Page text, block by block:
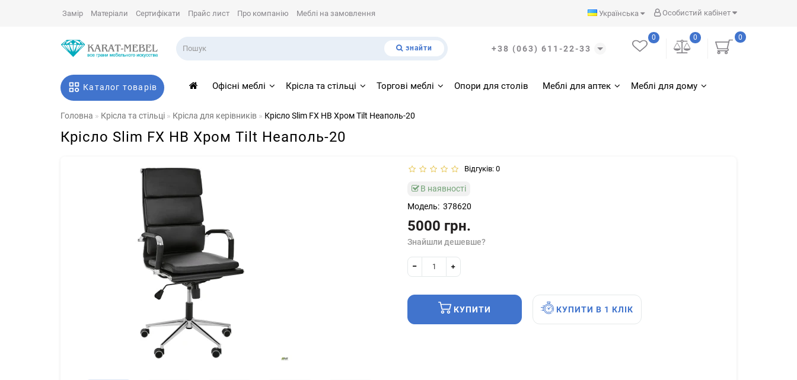
Особистий кабінет
Українська
Замір Матеріали Сертифікати Прайс лист Про компанію Меблі на замовлення
знайти +38 (063) 611-22-33
0
0
0
Каталог товарів Офісні меблі Крісла та стільці Торгові меблі Опори для столів Меблі для аптек Меблі для дому
Головна Крісла та стільці Крісла для керівників Крісло Slim FX HB Хром Tilt Неаполь-20
Крісло Slim FX HB Хром Tilt Неаполь-20
Відгуків: 0
В наявності
Модель: 378620
5000 грн.
Знайшли дешевше?
КУПИТИ КУПИТИ В 1 КЛІК